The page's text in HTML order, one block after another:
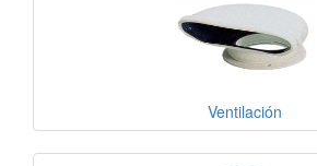
Ventilación